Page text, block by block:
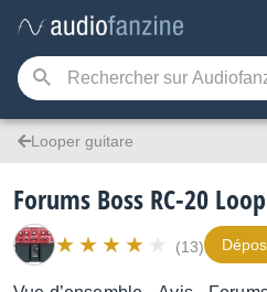
Looper guitare
Forums Boss RC-20
(13)